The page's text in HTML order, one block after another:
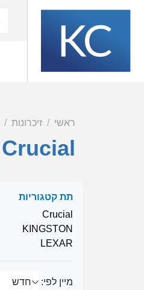
ראשי זיכרונות
Crucial
תת קטגוריות
Crucial
KINGSTON
LEXAR
מיין לפי: